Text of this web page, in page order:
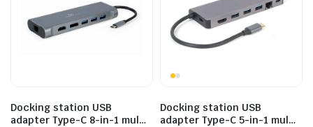
Docking station USB
adapter Type-C 8-in-1 mul…
Docking station USB
adapter Type-C 5-in-1 mul…